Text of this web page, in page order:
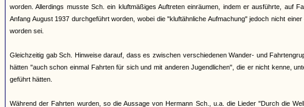
worden. Allerdings musste Sch. ein kluftmäßiges Auftreten einräumen, indem er ausführte, auf
Anfang August 1937 durchgeführt worden, wobei die "kluftähnliche Aufmachung" jedoch nicht
worden sei.
Gleichzeitig gab Sch. Hinweise darauf, dass es zwischen verschiedenen Wander- und
hätten "auch schon einmal Fahrten für sich und mit anderen Jugendlichen", die er nicht kenne,
geführt hätten.
Während der Fahrten wurden, so die Aussage von Hermann Sch., u.a. die Lieder "Durch die